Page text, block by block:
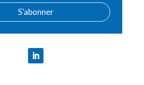
S'abonner